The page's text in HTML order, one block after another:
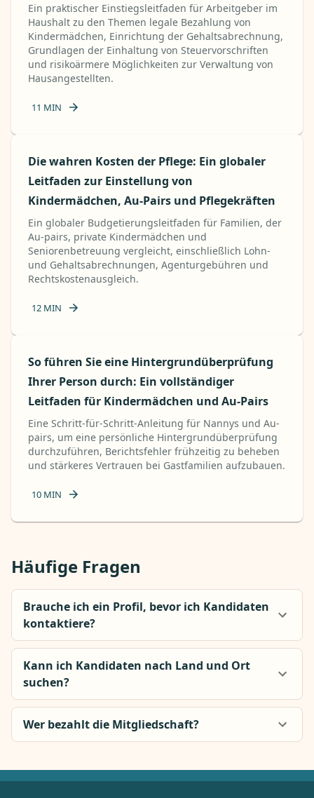
Ein praktischer Einstiegsleitfaden für Arbeitgeber im
Haushalt zu den Themen legale Bezahlung von
Kindermädchen, Einrichtung der Gehaltsabrechnung,
Grundlagen der Einhaltung von Steuervorschriften
und risikoärmere Möglichkeiten zur Verwaltung von
Hausangestellten.
11 MIN
Die wahren Kosten der Pflege: Ein globaler
Leitfaden zur Einstellung von
Kindermädchen, Au-Pairs und Pflegekräften
Ein globaler Budgetierungsleitfaden für Familien, der
Au-pairs, private Kindermädchen und
Seniorenbetreuung vergleicht, einschließlich Lohn-
und Gehaltsabrechnungen, Agenturgebühren und
Rechtskostenausgleich.
12 MIN
So führen Sie eine Hintergrundüberprüfung
Ihrer Person durch: Ein vollständiger
Leitfaden für Kindermädchen und Au-Pairs
Eine Schritt-für-Schritt-Anleitung für Nannys und Au-
pairs, um eine persönliche Hintergrundüberprüfung
durchzuführen, Berichtsfehler frühzeitig zu beheben
und stärkeres Vertrauen bei Gastfamilien aufzubauen.
10 MIN
Häufige Fragen
Brauche ich ein Profil, bevor ich Kandidaten
kontaktiere?
Kann ich Kandidaten nach Land und Ort
suchen?
Wer bezahlt die Mitgliedschaft?